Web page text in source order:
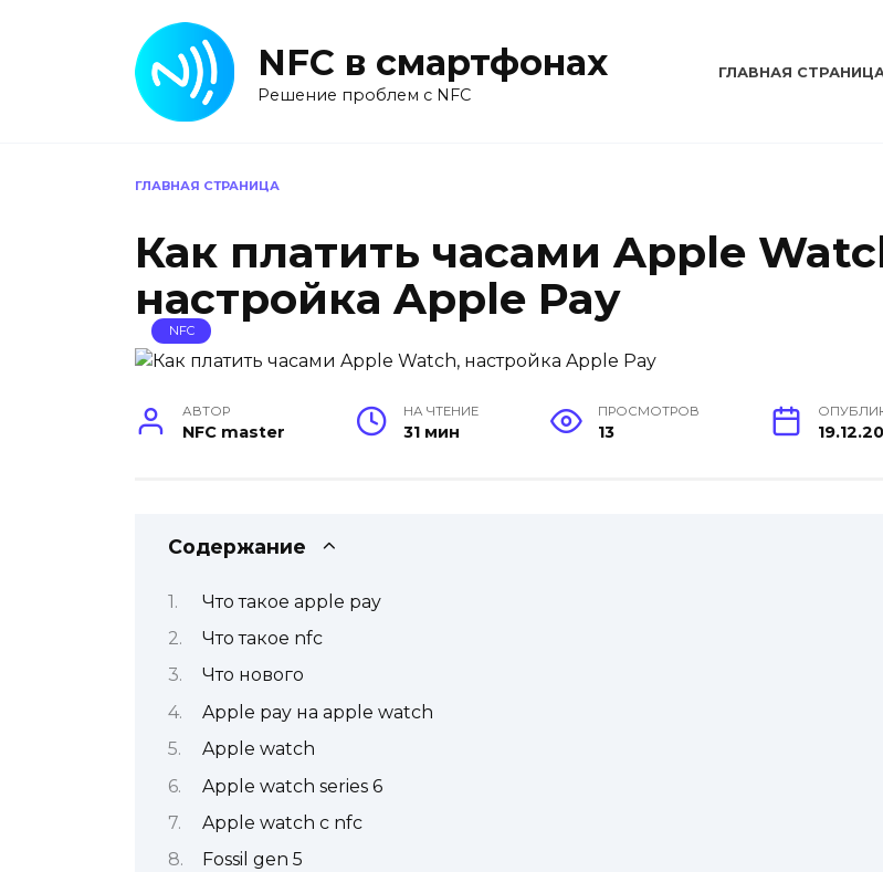
NFC в смартфонах
Решение проблем с NFC
ГЛАВНАЯ
ГЛАВНАЯ СТРАНИЦА
Как платить часами Apple
настройка Apple Pay
NFC
АВТОР
NFC master
НА ЧТЕНИЕ
31 мин
ПРОСМОТРОВ
13
Содержание
Что такое apple pay
Что такое nfc
Что нового
Apple pay на apple watch
Apple watch
Apple watch series 6
Apple watch с nfc
Fossil gen 5